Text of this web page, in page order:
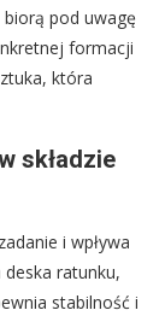
pod uwagę
formacji
która
składzie
i wpływa
ratunku,
stabilność i